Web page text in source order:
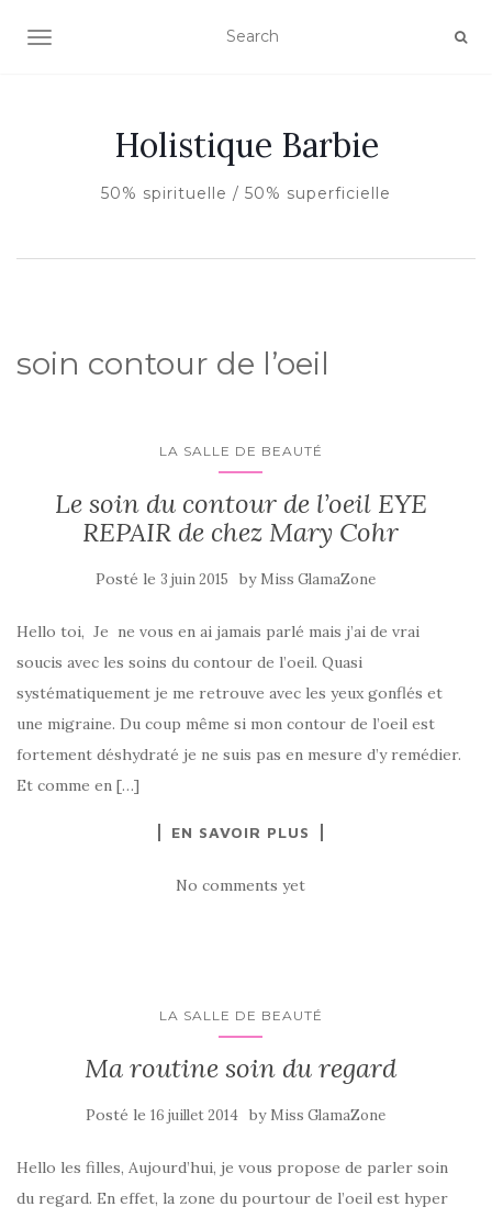
AFFICHER/MASQUER LA NAVIGATION
Holistique Barbie
50% spirituelle / 50% superficielle
soin contour de l’oeil
LA SALLE DE BEAUTÉ
Le soin du contour de l’oeil EYE
REPAIR de chez Mary Cohr
Posté le 3 juin 2015 by Miss GlamaZone
Hello toi, Je ne vous en ai jamais parlé mais j’ai de vrai
soucis avec les soins du contour de l’oeil. Quasi
systématiquement je me retrouve avec les yeux gonflés et
une migraine. Du coup même si mon contour de l’oeil est
fortement déshydraté je ne suis pas en mesure d’y remédier.
Et comme en […]
EN SAVOIR PLUS
No comments yet
LA SALLE DE BEAUTÉ
Ma routine soin du regard
Posté le 16 juillet 2014 by Miss GlamaZone
Hello les filles, Aujourd’hui, je vous propose de parler soin
du regard. En effet, la zone du pourtour de l’oeil est hyper